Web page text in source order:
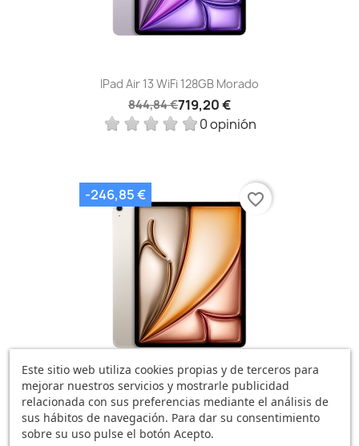
IPad Air 13 WiFi 128GB Morado
844,84 €719,20 €
0 opinión
IPad Air 13 WiFi Cellular...
1.640,92 €1.394,07 €
0 opinión
-246,85 € favorite_border
Este sitio web utiliza cookies propias y de terceros para
mejorar nuestros servicios y mostrarle publicidad
relacionada con sus preferencias mediante el análisis de
sus hábitos de navegación. Para dar su consentimiento
sobre su uso pulse el botón Acepto.